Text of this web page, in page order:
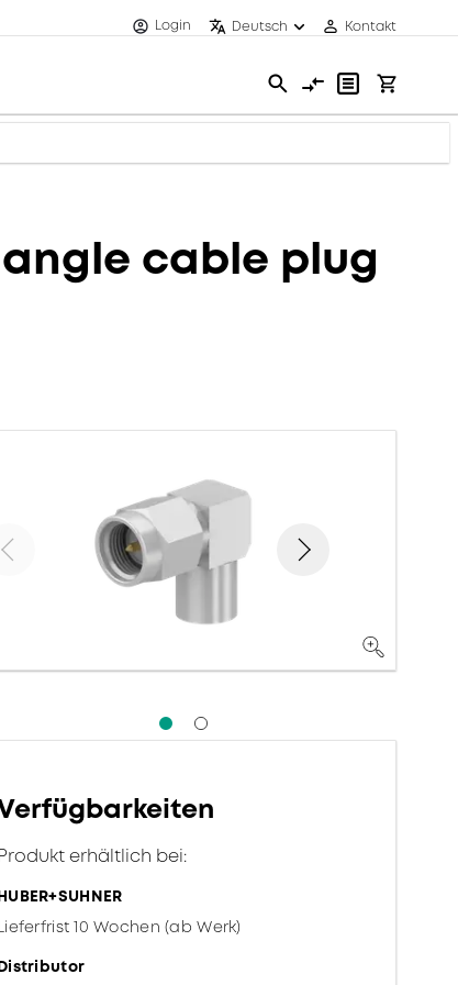
Login Deutsch Kontakt
angle cable plug
erhältlich bei:
10 Wochen (ab Werk)